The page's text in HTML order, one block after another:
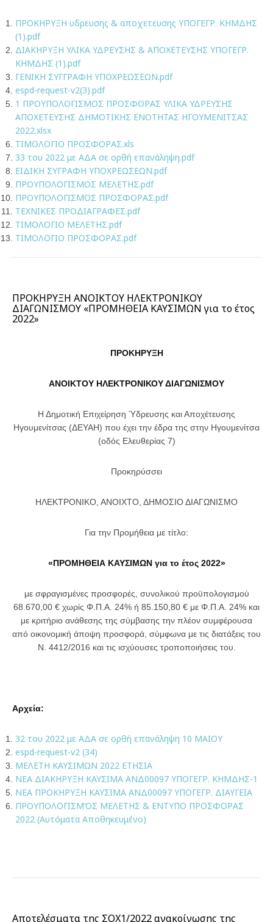
ΠΡΟΚΗΡΥΞΗ υδρευσης & αποχετευσης ΥΠΟΓΕΓΡ. ΚΗΜΔΗΣ
(1).pdf
ΔΙΑΚΗΡΥΞΗ ΥΛΙΚΑ ΥΔΡΕΥΣΗΣ & ΑΠΟΧΕΤΕΥΣΗΣ ΥΠΟΓΕΓΡ.
ΚΗΜΔΗΣ (1).pdf
ΓΕΝΙΚΗ ΣΥΓΓΡΑΦΗ ΥΠΟΧΡΕΩΣΕΩΝ.pdf
espd-request-v2(3).pdf
1 ΠΡΟΥΠΟΛΟΓΙΣΜΟΣ ΠΡΟΣΦΟΡΑΣ ΥΛΙΚΑ ΥΔΡΕΥΣΗΣ
ΑΠΟΧΕΤΕΥΣΗΣ ΔΗΜΟΤΙΚΗΣ ΕΝΟΤΗΤΑΣ ΗΓΟΥΜΕΝΙΤΣΑΣ
2022.xlsx
ΤΙΜΟΛΟΓΙΟ ΠΡΟΣΦΟΡΑΣ.xls
33 του 2022 με ΑΔΑ σε ορθή επανάληψη.pdf
ΕΙΔΙΚΗ ΣΥΓΡΑΦΗ ΥΠΟΧΡΕΩΣΕΩΝ.pdf
ΠΡΟΥΠΟΛΟΓΙΣΜΟΣ ΜΕΛΕΤΗΣ.pdf
ΠΡΟΥΠΟΛΟΓΙΣΜΟΣ ΠΡΟΣΦΟΡΑΣ.pdf
ΤΕΧΝΙΚΕΣ ΠΡΟΔΙΑΓΡΑΦΕΣ.pdf
ΤΙΜΟΛΟΓΙΟ ΜΕΛΕΤΗΣ.pdf
ΤΙΜΟΛΟΓΙΟ ΠΡΟΣΦΟΡΑΣ.pdf
ΠΡΟΚΗΡΥΞΗ ΑΝΟΙΚΤΟΥ ΗΛΕΚΤΡΟΝΙΚΟΥ
ΔΙΑΓΩΝΙΣΜΟΥ «ΠΡΟΜΗΘΕΙΑ ΚΑΥΣΙΜΩΝ για το έτος
2022»
ΠΡΟΚΗΡΥΞΗ
ΑΝΟΙΚΤΟΥ ΗΛΕΚΤΡΟΝΙΚΟΥ ΔΙΑΓΩΝΙΣΜΟΥ
Η Δημοτική Επιχείρηση Ύδρευσης και Αποχέτευσης
Ηγουμενίτσας (ΔΕΥΑΗ) που έχει την έδρα της στην Ηγουμενίτσα
(οδός Ελευθερίας 7)
Προκηρύσσει
ΗΛΕΚΤΡΟΝΙΚΟ, ΑΝΟΙΧΤΟ, ΔΗΜΟΣΙΟ ΔΙΑΓΩΝΙΣΜΟ
Για την Προμήθεια με τίτλο:
«ΠΡΟΜΗΘΕΙΑ ΚΑΥΣΙΜΩΝ για το έτος 2022»
με σφραγισμένες προσφορές, συνολικού προϋπολογισμού
68.670,00 € χωρίς Φ.Π.Α. 24% ή 85.150,80 € με Φ.Π.Α. 24% και
με κριτήριο ανάθεσης της σύμβασης την πλέον συμφέρουσα
από οικονομική άποψη προσφορά, σύμφωνα με τις διατάξεις του
Ν. 4412/2016 και τις ισχύουσες τροποποιήσεις του.
Αρχεία:
32 του 2022 με ΑΔΑ σε ορθή επανάληψη 10 ΜΑΙΟΥ
espd-request-v2 (34)
ΜΕΛΕΤΗ ΚΑΥΣΙΜΩΝ 2022 ΕΤΗΣΙΑ
ΝΕΑ ΔΙΑΚΗΡΥΞΗ ΚΑΥΣΙΜΑ ΑΝΔ00097 ΥΠΟΓΕΓΡ. ΚΗΜΔΗΣ-1
ΝΕΑ ΠΡΟΚΗΡΥΞΗ ΚΑΥΣΙΜΑ ΑΝΔ00097 ΥΠΟΓΕΓΡ. ΔΙΑΥΓΕΙΑ
ΠΡΟΥΠΟΛΟΓΙΣΜΌΣ ΜΕΛΕΤΗΣ & ΕΝΤΥΠΟ ΠΡΟΣΦΟΡΑΣ
2022 (Αυτόματα Αποθηκευμένο)
Αποτελέσματα της ΣΟΧ1/2022 ανακοίνωσης της